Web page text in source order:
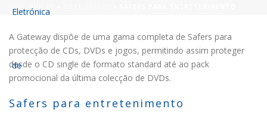
INÍCIO
A Gateway dispõe de uma gama completa de Safers para
protecção de CDs, DVDs e jogos, permitindo assim proteger
desde o CD single de formato standard até ao pack
promocional da última colecção de DVDs.
Safers para entretenimento